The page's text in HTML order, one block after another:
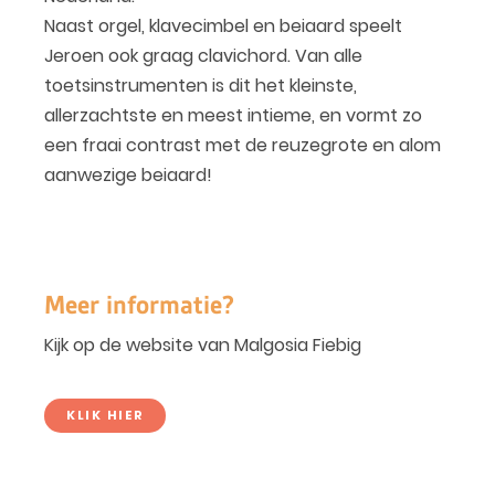
Naast orgel, klavecimbel en beiaard speelt
Jeroen ook graag clavichord. Van alle
toetsinstrumenten is dit het kleinste,
allerzachtste en meest intieme, en vormt zo
een fraai contrast met de reuzegrote en alom
aanwezige beiaard!
Meer informatie?
Kijk op de website van Malgosia Fiebig
KLIK HIER